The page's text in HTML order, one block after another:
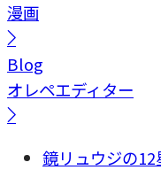
漫画
Blog
オレペエディター
鏡リュウジの12